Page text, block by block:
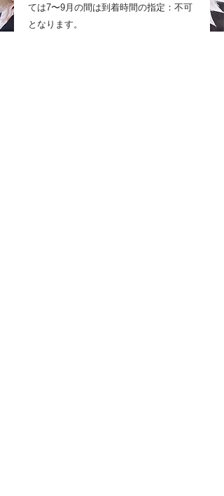
ては7〜9月の間は到着時間の指定：不可
となります。